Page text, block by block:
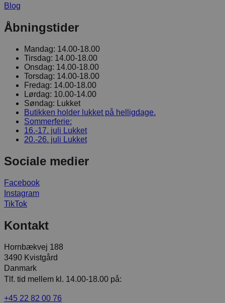
Blog
Åbningstider
Mandag: 14.00-18.00
Tirsdag: 14.00-18.00
Onsdag: 14.00-18.00
Torsdag: 14.00-18.00
Fredag: 14.00-18.00
Lørdag: 10.00-14.00
Søndag: Lukket
Butikken holder lukket på helligdage.
Sommerferie:
16.-17. juli Lukket
20.-26. juli Lukket
Sociale medier
Facebook
Instagram
TikTok
Kontakt
Hornbækvej 188
3490 Kvistgård
Danmark
Tlf. tid mellem kl. 14.00-18.00 på:
+45 22 82 00 76